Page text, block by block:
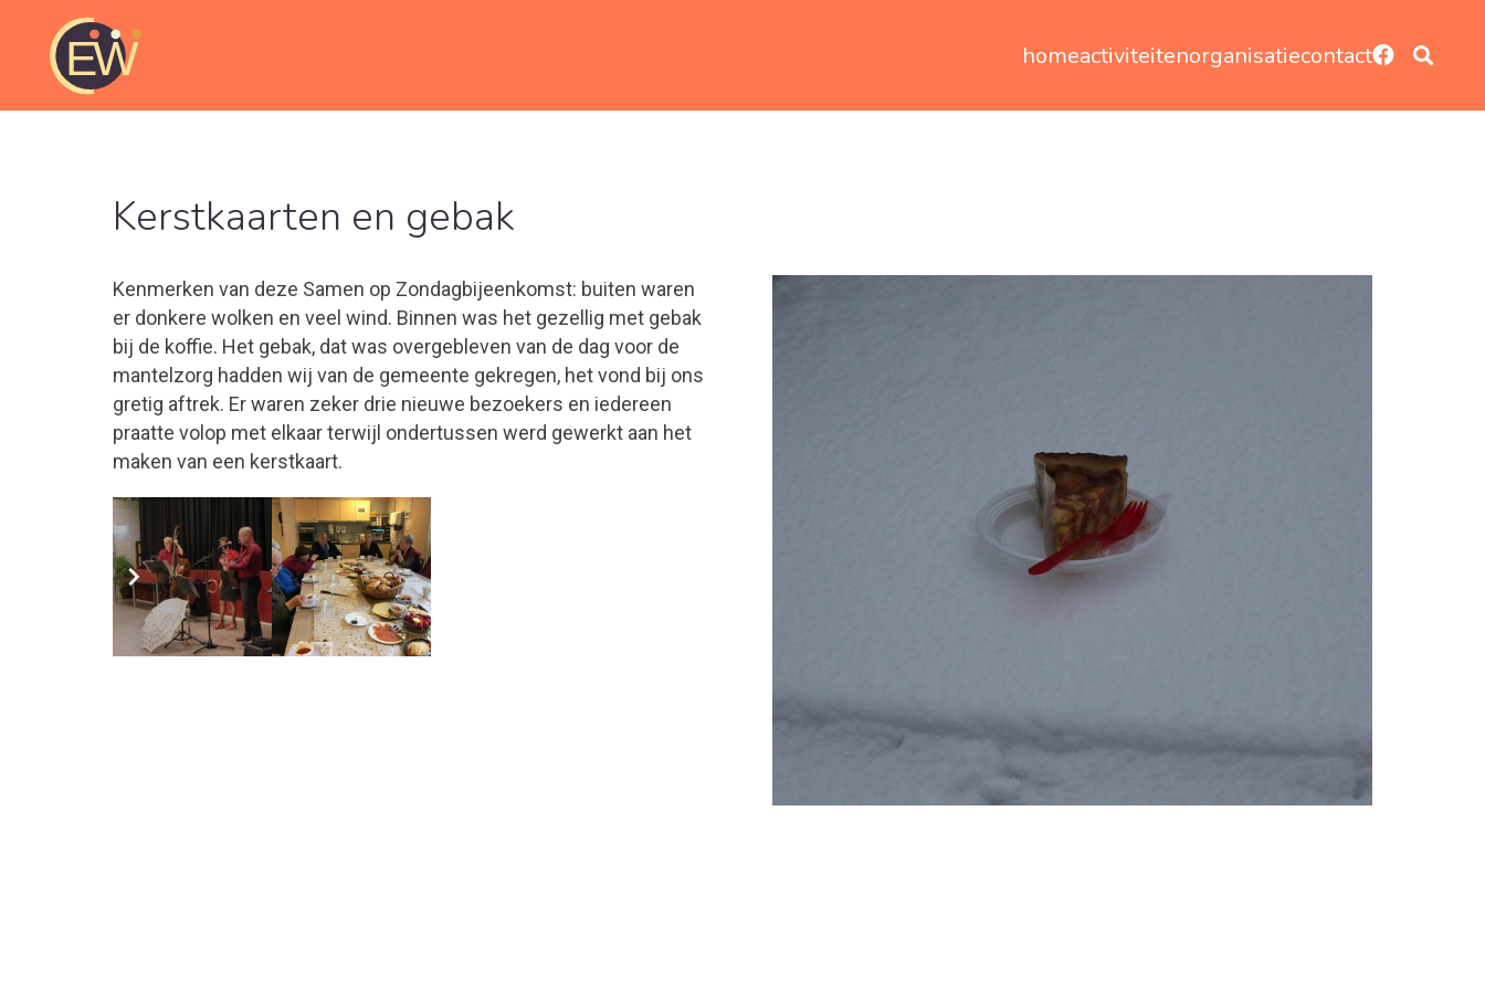
homeactiviteitenorganisatiecontact
Kerstkaarten en gebak
Kenmerken van deze Samen op Zondagbijeenkomst: buiten waren
er donkere wolken en veel wind. Binnen was het gezellig met gebak
bij de koffie. Het gebak, dat was overgebleven van de dag voor de
mantelzorg hadden wij van de gemeente gekregen, het vond bij ons
gretig aftrek. Er waren zeker drie nieuwe bezoekers en iedereen
praatte volop met elkaar terwijl ondertussen werd gewerkt aan het
maken van een kerstkaart.
Jeanine Schaling 8 jaar geleden